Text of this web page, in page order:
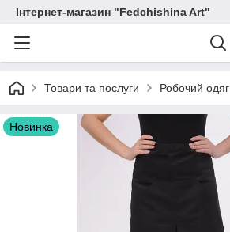
Інтернет-магазин "Fedchishina Art"
Товари та послуги Робочий одяг
Новинка